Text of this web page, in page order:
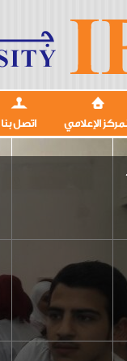
الإعلامي اتصل بنا